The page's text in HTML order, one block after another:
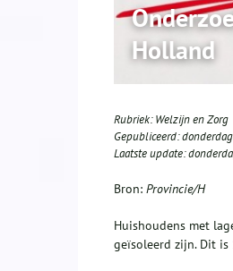
Holland
Rubriek:Welzijn en Zorg
Gepubliceerd:
Laatste update:
Bron: Provincie/H
Huishoudens met
geïsoleerd zijn. Dit is